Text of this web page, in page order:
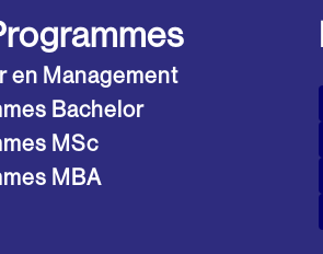
en Management
Bachelor
MSc
MBA